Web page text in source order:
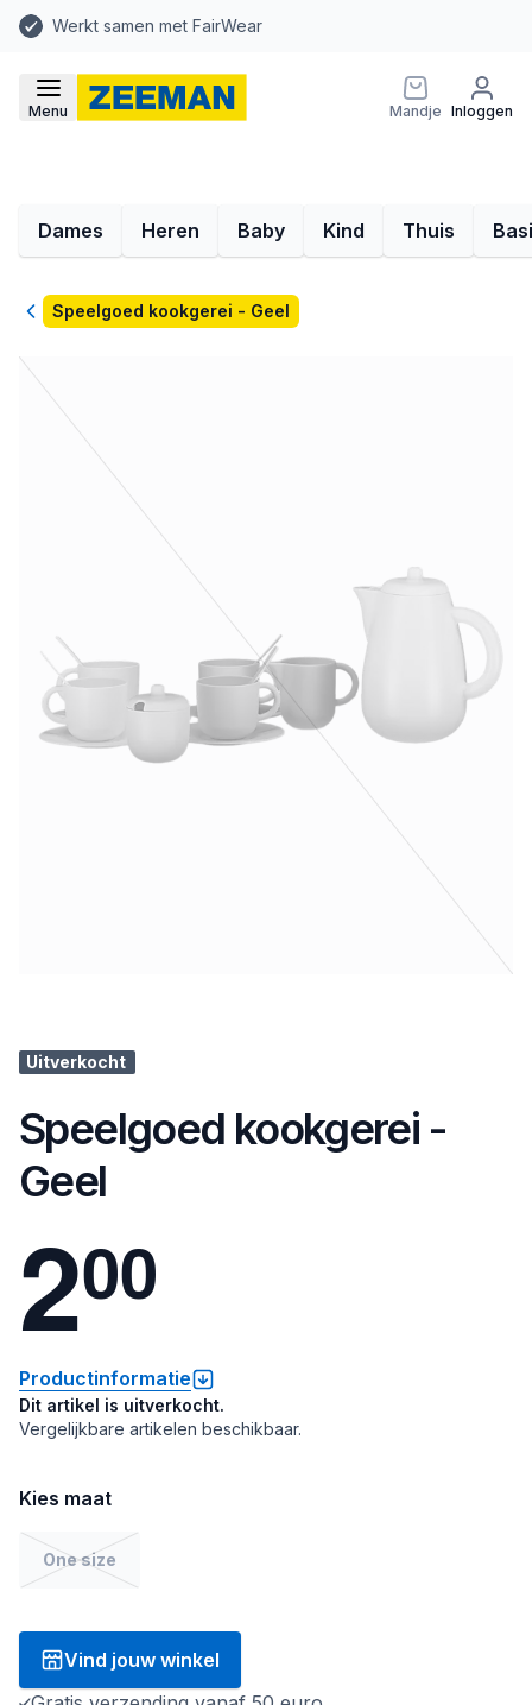
Werkt samen met FairWear
Menu Mandje Inloggen
Dames Heren Baby Kind Thuis
TerugSpeelgoed kookgerei - Geel
Uitverkocht
Speelgoed kookgerei -
Geel
200
Productinformatie
Dit artikel is uitverkocht.
Vergelijkbare artikelen beschikbaar.
Kies maat
One size
Vind jouw winkel